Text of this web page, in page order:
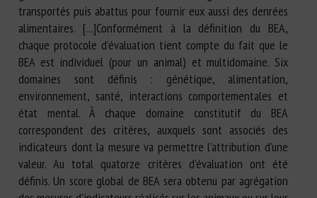
transportés puis abattus pour fournir eux aussi des denrées
alimentaires. […]Conformément à la définition du BEA,
chaque protocole d’évaluation tient compte du fait que le
BEA est individuel (pour un animal) et multidomaine. Six
domaines sont définis : génétique, alimentation,
environnement, santé, interactions comportementales et
état mental. À chaque domaine constitutif du BEA
correspondent des critères, auxquels sont associés des
indicateurs dont la mesure va permettre l’attribution d’une
valeur. Au total quatorze critères d’évaluation ont été
définis. Un score global de BEA sera obtenu par agrégation